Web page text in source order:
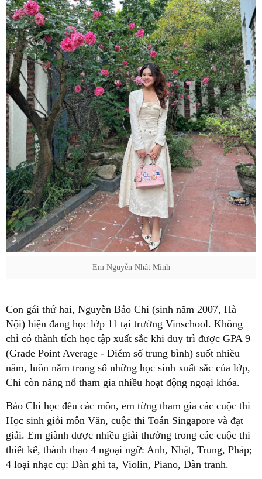
Em Nguyễn Nhật Minh
Con gái thứ hai, Nguyễn Bảo Chi (sinh năm 2007, Hà
Nội) hiện đang học lớp 11 tại trường Vinschool. Không
chỉ có thành tích học tập xuất sắc khi duy trì được GPA 9
(Grade Point Average - Điểm số trung bình) suốt nhiều
năm, luôn nằm trong số những học sinh xuất sắc của lớp,
Chi còn năng nổ tham gia nhiều hoạt động ngoại khóa.
Bảo Chi học đều các môn, em từng tham gia các cuộc thi
Học sinh giỏi môn Văn, cuộc thi Toán Singapore và đạt
giải. Em giành được nhiều giải thưởng trong các cuộc thi
thiết kế, thành thạo 4 ngoại ngữ: Anh, Nhật, Trung, Pháp;
4 loại nhạc cụ: Đàn ghi ta, Violin, Piano, Đàn tranh.